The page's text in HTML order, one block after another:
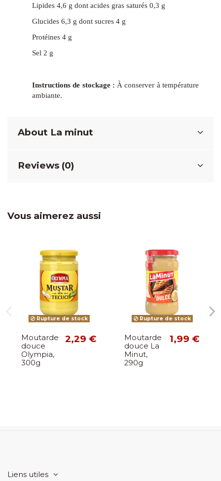
Lipides 4,6 g dont acides gras saturés 0,3 g
Glucides 6,3 g dont sucres 4 g
Protéines 4 g
Sel 2 g
Instructions de stockage : À conserver à température
ambiante.
About La minut
Reviews (0)
Vous aimerez aussi
Rupture de stock
Moutarde
douce
Olympia,
300g
2,29 €
Rupture de stock
Moutarde
douce La
Minut,
290g
1,99 €
Liens utiles